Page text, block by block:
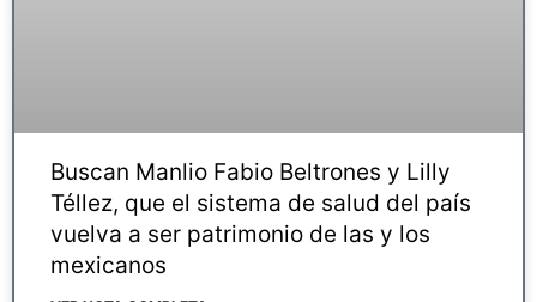
Buscan Manlio Fabio Beltrones y Lilly
Téllez, que el sistema de salud del país
vuelva a ser patrimonio de las y los
mexicanos